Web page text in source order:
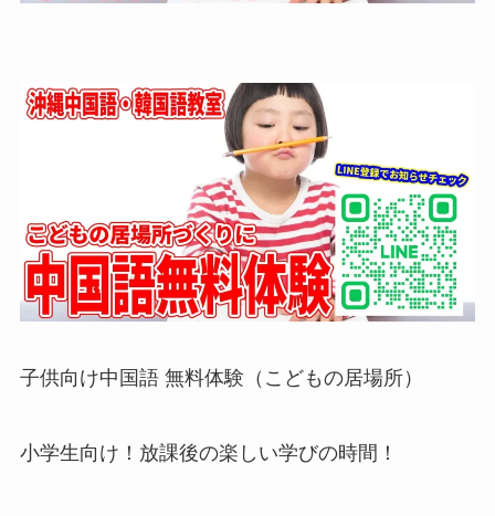
子供向け中国語 無料体験（こどもの居場所）
小学生向け！放課後の楽しい学びの時間！